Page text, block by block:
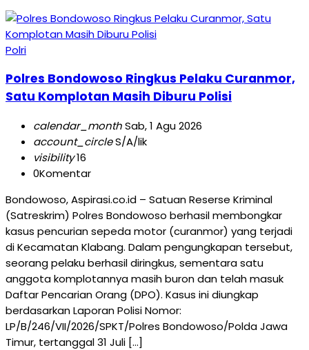
Polri
Polres Bondowoso Ringkus Pelaku Curanmor,
Satu Komplotan Masih Diburu Polisi
calendar_monthSab, 1 Agu 2026
account_circleS/A/lik
visibility16
0Komentar
Bondowoso, Aspirasi.co.id – Satuan Reserse Kriminal
(Satreskrim) Polres Bondowoso berhasil membongkar
kasus pencurian sepeda motor (curanmor) yang terjadi
di Kecamatan Klabang. Dalam pengungkapan tersebut,
seorang pelaku berhasil diringkus, sementara satu
anggota komplotannya masih buron dan telah masuk
Daftar Pencarian Orang (DPO). Kasus ini diungkap
berdasarkan Laporan Polisi Nomor:
LP/B/246/VII/2026/SPKT/Polres Bondowoso/Polda Jawa
Timur, tertanggal 31 Juli […]